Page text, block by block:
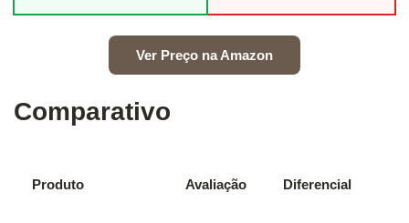
Ver Preço na Amazon
Comparativo
Produto Avaliação Diferencial